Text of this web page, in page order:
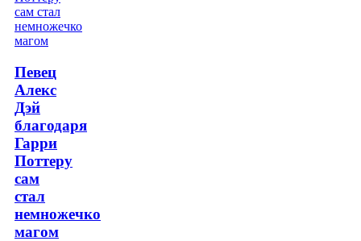
Певец
Алекс
Дэй
благодаря
Гарри
Поттеру
сам
стал
немножечко
магом